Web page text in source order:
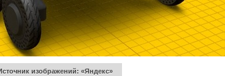
изображений: «Яндекс»